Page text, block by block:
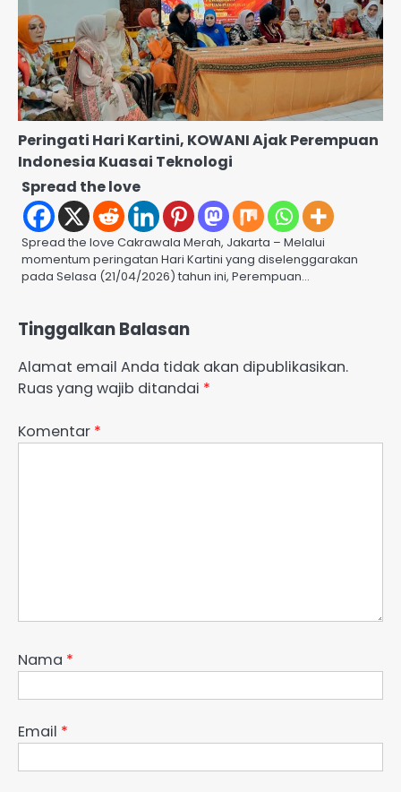
Peringati Hari Kartini, KOWANI Ajak Perempuan
Indonesia Kuasai Teknologi
Spread the love
Spread the love Cakrawala Merah, Jakarta – Melalui
momentum peringatan Hari Kartini yang diselenggarakan
pada Selasa (21/04/2026) tahun ini, Perempuan…
Tinggalkan Balasan
Alamat email Anda tidak akan dipublikasikan.
Ruas yang wajib ditandai *
Komentar *
Nama *
Email *